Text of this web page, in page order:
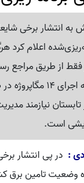
به انتشار برخی
اعلام کرد
از طریق مراجع
وزارتخانه با اشاره
تابستان نیازمند
است.
: در پی انتشار
وضعیت تامین برق